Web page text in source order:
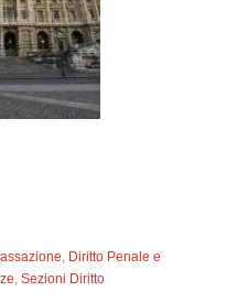
, Diritto Penale e
,Sezioni Diritto